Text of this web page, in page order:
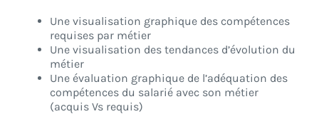
Une visualisation graphique des compétences
requises par métier
Une visualisation des tendances d’évolution du
métier
Une évaluation graphique de l’adéquation des
compétences du salarié avec son métier
(acquis Vs requis)